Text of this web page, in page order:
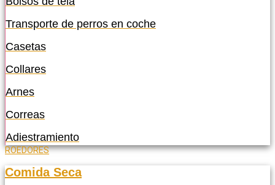
Transporte de perros en coche
Casetas
Collares
Arnes
Correas
Adiestramiento
ROEDORES
Comida Seca